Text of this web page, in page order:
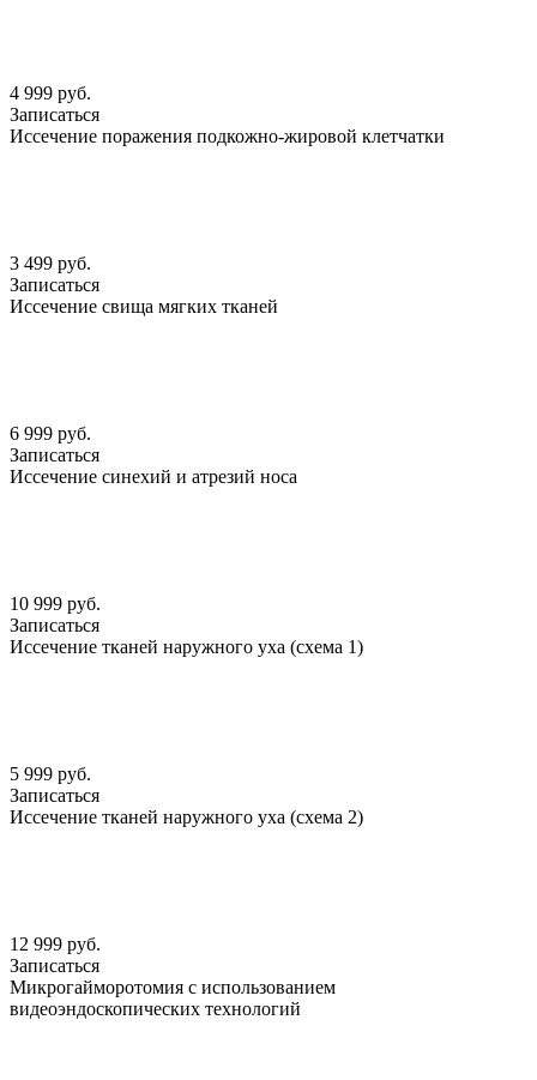
4 999 руб.
Записаться
Иссечение поражения подкожно-жировой клетчатки
3 499 руб.
Записаться
Иссечение свища мягких тканей
6 999 руб.
Записаться
Иссечение синехий и атрезий носа
10 999 руб.
Записаться
Иссечение тканей наружного уха (схема 1)
5 999 руб.
Записаться
Иссечение тканей наружного уха (схема 2)
12 999 руб.
Записаться
Микрогайморотомия с использованием
видеоэндоскопических технологий